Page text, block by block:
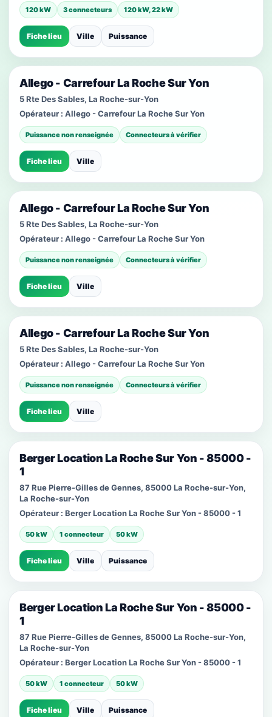
120 kW 3 connecteurs 120 kW, 22 kW
Fiche lieu Ville Puissance
Allego - Carrefour La Roche Sur Yon
5 Rte Des Sables, La Roche-sur-Yon
Opérateur : Allego - Carrefour La Roche Sur Yon
Puissance non renseignée Connecteurs à vérifier
Fiche lieu Ville
Allego - Carrefour La Roche Sur Yon
5 Rte Des Sables, La Roche-sur-Yon
Opérateur : Allego - Carrefour La Roche Sur Yon
Puissance non renseignée Connecteurs à vérifier
Fiche lieu Ville
Allego - Carrefour La Roche Sur Yon
5 Rte Des Sables, La Roche-sur-Yon
Opérateur : Allego - Carrefour La Roche Sur Yon
Puissance non renseignée Connecteurs à vérifier
Fiche lieu Ville
Berger Location La Roche Sur Yon - 85000 -
1
87 Rue Pierre-Gilles de Gennes, 85000 La Roche-sur-Yon,
La Roche-sur-Yon
Opérateur : Berger Location La Roche Sur Yon - 85000 - 1
50 kW 1 connecteur 50 kW
Fiche lieu Ville Puissance
Berger Location La Roche Sur Yon - 85000 -
1
87 Rue Pierre-Gilles de Gennes, 85000 La Roche-sur-Yon,
La Roche-sur-Yon
Opérateur : Berger Location La Roche Sur Yon - 85000 - 1
50 kW 1 connecteur 50 kW
Fiche lieu Ville Puissance